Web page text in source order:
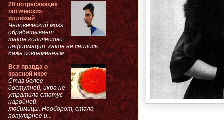
20 потрясающих
оптических
иллюзий
Человеческий мозг
обрабатывает
такое количество
информации, какое не снилось
даже современным...
Вся правда о
красной икре
Став более
доступной, икра не
утратила статус
народной
любимицы. Наоборот, стала
популярнее и...